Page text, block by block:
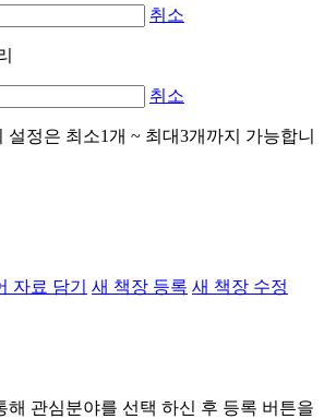
취소
취소
설정은 최소1개 ~ 최대3개까지 가능합니
자료 담기 새 책장 등록 새 책장 수정
해 관심분야를 선택 하신 후 등록 버튼을